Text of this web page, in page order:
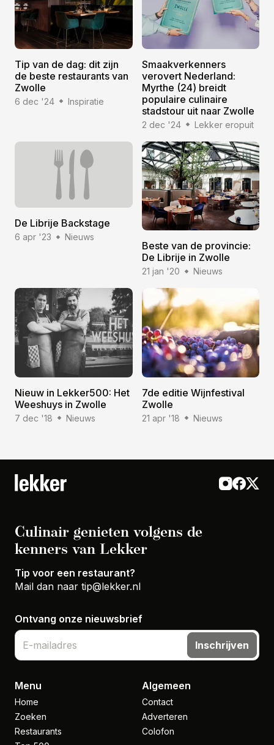
Tip van de dag: dit zijn
de beste restaurants van
Zwolle
6 dec '24 Inspiratie
Smaakverkenners
verovert Nederland:
Myrthe (24) breidt
populaire culinaire
stadstour uit naar Zwolle
2 dec '24 Lekker eropuit
De Librije Backstage
6 apr '23 Nieuws
Beste van de provincie:
De Librije in Zwolle
21 jan '20 Nieuws
Nieuw in Lekker500: Het
Weeshuys in Zwolle
7 dec '18 Nieuws
7de editie Wijnfestival
Zwolle
21 apr '18 Nieuws
Culinair genieten volgens de
kenners van Lekker
Tip voor een restaurant?
Mail dan naar tip@lekker.nl
Ontvang onze nieuwsbrief
Inschrijven
Menu
Home
Zoeken
Restaurants
Algemeen
Contact
Adverteren
Colofon